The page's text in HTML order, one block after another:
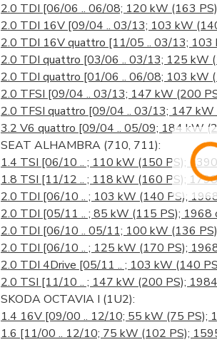
2.0 TDI [06/06 .. 06/08; 120 kW (163
2.0 TDI 16V [09/04 .. 03/13; 103 kW (140
2.0 TDI 16V quattro [11/05 .. 03/13; 103
2.0 TDI quattro [03/06 .. 03/13; 125 kW
2.0 TDI quattro [01/06 .. 06/08; 103 kW
2.0 TFSI [09/04 .. 03/13; 147 kW (200
2.0 TFSI quattro [09/04 .. 03/13; 147 kW
3.2 V6 quattro [09/04 .. 05/09; 184 kW
SEAT ALHAMBRA (710, 711):
1.4 TSI [06/10 .. ; 110 kW (150 PS);
1.8 TSI [11/12 .. ; 118 kW (160 PS);
2.0 TDI [06/10 .. ; 103 kW (140 PS);
2.0 TDI [05/11 .. ; 85 kW (115 PS); 1968
2.0 TDI [06/10 .. 05/11; 100 kW (136
2.0 TDI [06/10 .. ; 125 kW (170 PS);
2.0 TDI 4Drive [05/11 .. ; 103 kW (140
2.0 TSI [11/10 .. ; 147 kW (200 PS);
SKODA OCTAVIA I (1U2):
1.4 16V [09/00 .. 12/10; 55 kW (75 PS);
1.6 [11/00 .. 12/10; 75 kW (102 PS);